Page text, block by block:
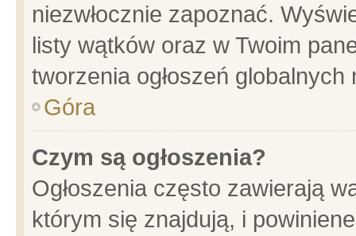
niezwłocznie zapoznać.
listy wątków oraz w Twoim
tworzenia ogłoszeń
Góra
Czym są ogłoszenia?
Ogłoszenia często zawierają
którym się znajdują, i